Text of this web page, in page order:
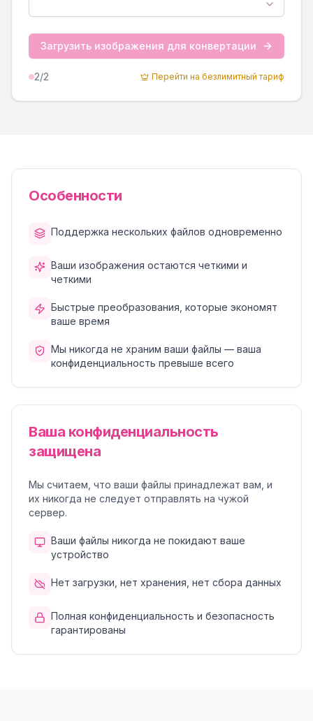
Загрузить изображения для конвертации
2/2 Перейти на безлимитный тариф
Особенности
Поддержка нескольких файлов одновременно
Ваши изображения остаются четкими и
четкими
Быстрые преобразования, которые экономят
ваше время
Мы никогда не храним ваши файлы — ваша
конфиденциальность превыше всего
Ваша конфиденциальность
защищена
Мы считаем, что ваши файлы принадлежат вам, и
их никогда не следует отправлять на чужой
сервер.
Ваши файлы никогда не покидают ваше
устройство
Нет загрузки, нет хранения, нет сбора данных
Полная конфиденциальность и безопасность
гарантированы